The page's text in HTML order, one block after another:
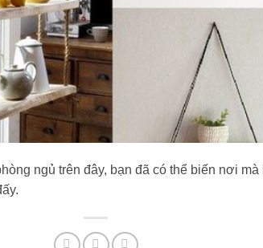
ngủ trên đây, bạn đã có thể biến nơi